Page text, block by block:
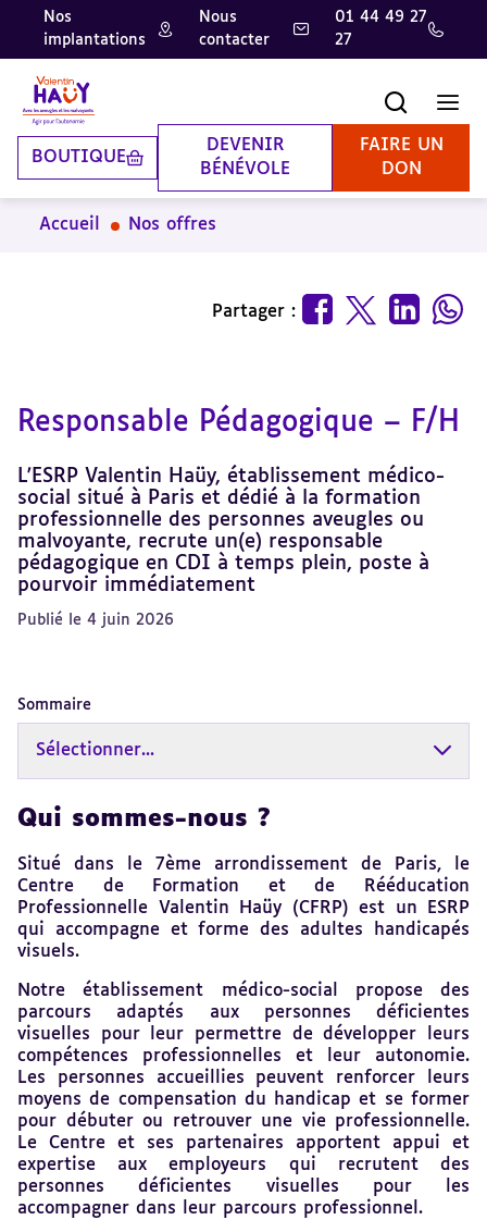
Aller
contenu
principal
Aller
pied
de
page
Aller
la
recherche
Nos
implantations
Nous
contacter
01 44 49 27
27
BOUTIQUE
DEVENIR
BÉNÉVOLE
FAIRE UN
DON
Accueil Nos offres
Partager :
Responsable Pédagogique – F/H
L'ESRP Valentin Haüy, établissement médico-
social situé à Paris et dédié à la formation
professionnelle des personnes aveugles ou
malvoyante, recrute un(e) responsable
pédagogique en CDI à temps plein, poste à
pourvoir immédiatement
Publié le 4 juin 2026
Sommaire
Sélectionner...
Qui sommes-nous ?
Situé dans le 7ème arrondissement de Paris, le
Centre de Formation et de Rééducation
Professionnelle Valentin Haüy (CFRP) est un ESRP
qui accompagne et forme des adultes handicapés
visuels.
Notre établissement médico-social propose des
parcours adaptés aux personnes déficientes
visuelles pour leur permettre de développer leurs
compétences professionnelles et leur autonomie.
Les personnes accueillies peuvent renforcer leurs
moyens de compensation du handicap et se former
pour débuter ou retrouver une vie professionnelle.
Le Centre et ses partenaires apportent appui et
expertise aux employeurs qui recrutent des
personnes déficientes visuelles pour les
accompagner dans leur parcours professionnel.
Revenir
sommaire